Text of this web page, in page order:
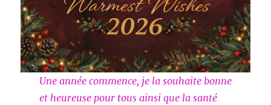
Une année commence, je la souhaite bonne
et heureuse pour tous ainsi que la santé